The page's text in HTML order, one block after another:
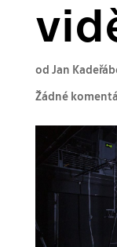
od Jan
Žádné